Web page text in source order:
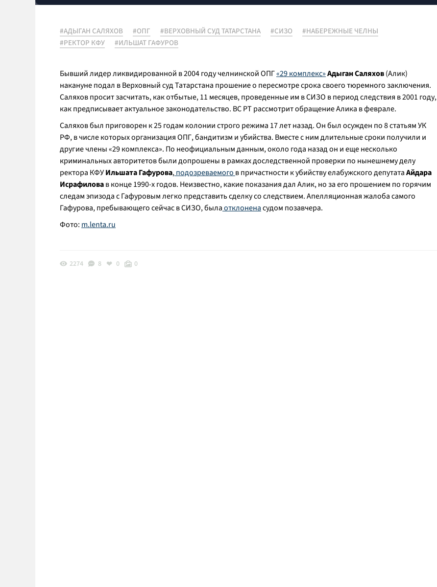
#АДЫГАН САЛЯХОВ #ОПГ #ВЕРХОВНЫЙ СУД ТАТАРСТАНА #СИЗО
#НАБЕРЕЖНЫЕ ЧЕЛНЫ
#РЕКТОР КФУ
#ИЛЬШАТ ГАФУРОВ
Бывший лидер ликвидированной в 2004 году челнинской ОПГ«29 комплекс»Адыган Саляхов(Алик)
накануне подал в Верховный суд Татарстана прошение о пересмотре срока своего тюремного заключения.
Саляхов просит засчитать, как отбытые, 11 месяцев, проведенные им в СИЗО в период следствия в 2001 году,
как предписывает актуальное законодательство. ВС РТ рассмотрит обращение Алика в феврале.
Саляхов был приговорен к 25 годам колонии строго режима 17 лет назад. Он был осужден по 8 статьям УК
РФ, в числе которых организация ОПГ, бандитизм и убийства. Вместе с ним длительные сроки получили и
другие члены «29 комплекса». По неофициальным данным, около года назад он и еще несколько
криминальных авторитетов были допрошены в рамках доследственной проверки по нынешнему делу
ректора КФУИльшата Гафурова,подозреваемого в причастности к убийству елабужского депутатаАйдара
Исрафиловав конце 1990-х годов. Неизвестно, какие показания дал Алик, но за его прошением по горячим
следам эпизода с Гафуровым легко представить сделку со следствием. Апелляционная жалоба самого
Гафурова, пребывающего сейчас в СИЗО, былаотклоненасудом позавчера.
Фото: m.lenta.ru
2274 8 0 0